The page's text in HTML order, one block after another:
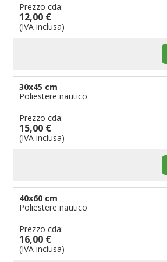
Bandiere per riserve naturali e parchi
Bandiere per musicisti
pennoni per bandiere
Prezzo cda:
12,00 €
(IVA inclusa)
30x45 cm
Poliestere nautico
Prezzo cda:
15,00 €
(IVA inclusa)
40x60 cm
Poliestere nautico
Prezzo cda:
16,00 €
(IVA inclusa)